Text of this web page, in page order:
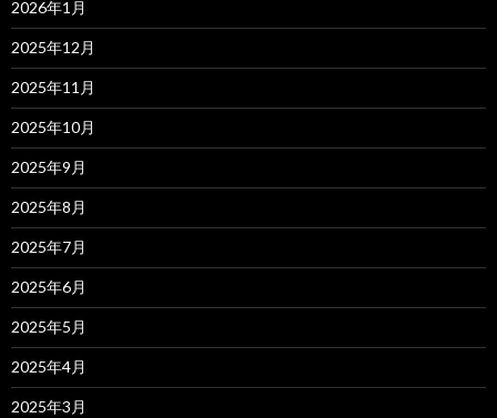
2026年1月
2025年12月
2025年11月
2025年10月
2025年9月
2025年8月
2025年7月
2025年6月
2025年5月
2025年4月
2025年3月